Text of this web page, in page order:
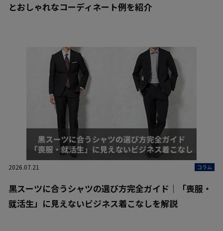
とおしゃれなコーディネート例を紹介
2026.07.21 コラム
黒スーツに合うシャツの選び方完全ガイド｜「喪服・
就活生」に見えないビジネス着こなしを解説